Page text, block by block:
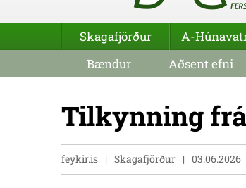
Tilkynning
feykir.is Skagafjörður 03.06.2026
Skagafjörður A-
Bændur
Aðsent efni